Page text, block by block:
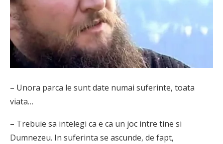
– Unora parca le sunt date numai suferinte, toata
viata…
– Trebuie sa intelegi ca e ca un joc intre tine si
Dumnezeu. In suferinta se ascunde, de fapt,